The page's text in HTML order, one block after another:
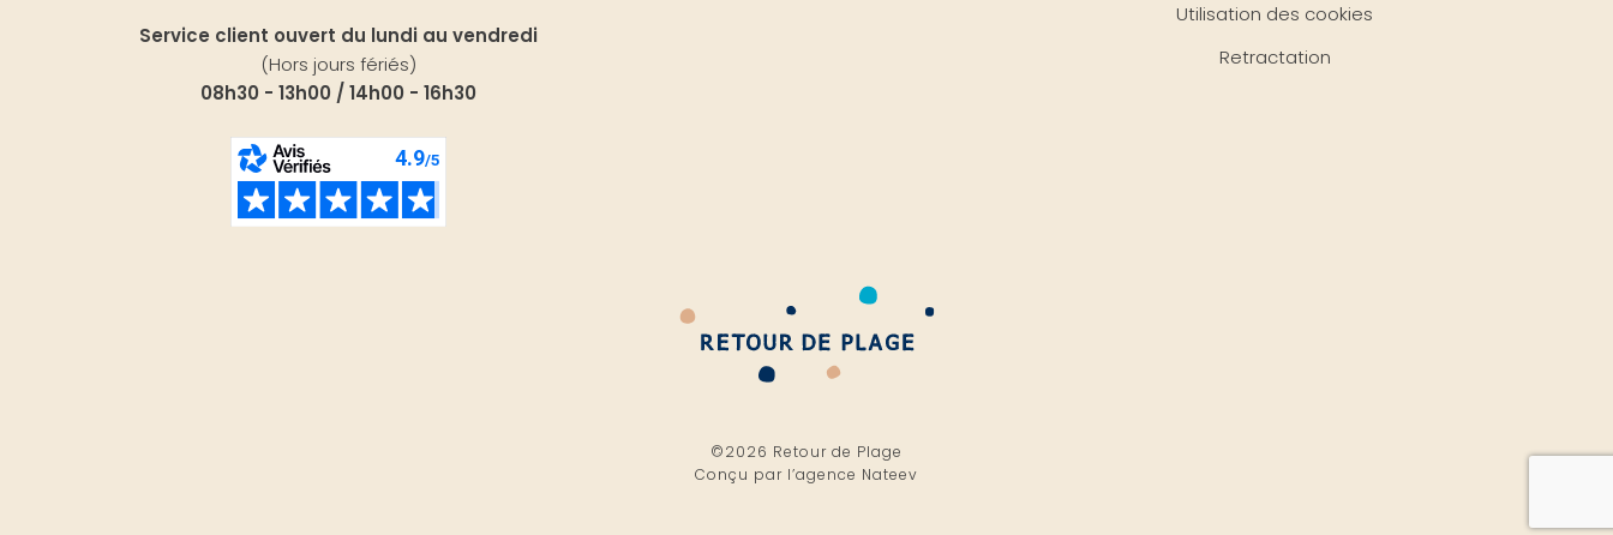
Service client ouvert du lundi au vendredi
(Hors jours fériés)
08h30 - 13h00 / 14h00 - 16h30
Utilisation des cookies
Retractation
©2026 Retour de Plage
Conçu par l’agence Nateev